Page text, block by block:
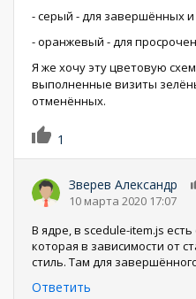
- серый - для завершённых
- оранжевый - для
Я же хочу эту цветовую
выполненные визиты
отменённых.
1
Зверев Александр
10 марта 2020 17:07
В ядре, в scedule-item.js
которая в зависимости от
стиль. Там для
Ответить